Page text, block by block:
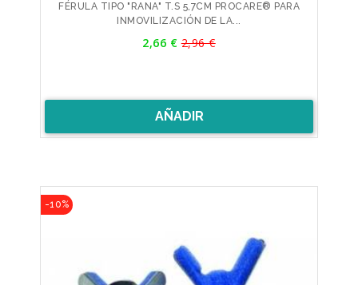
FÉRULA TIPO "RANA" T.S 5,7CM PROCARE® PARA
INMOVILIZACIÓN DE LA...
2,66 €Precio
2,96 €
AÑADIR
-10%